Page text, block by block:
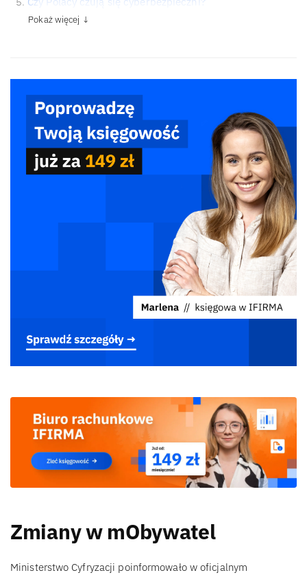
Pokaż więcej ↓
Zmiany w mObywatel
Ministerstwo Cyfryzacji poinformowało w oficjalnym